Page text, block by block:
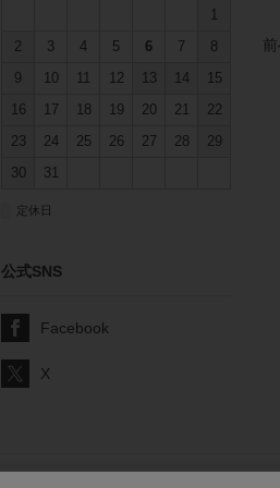
1
2
3 4 5 6 7
8
9
10 11 12 13 14
15
16
17 18 19 20 21
22
23
24 25 26 27 28
29
30
31
定休日
公式SNS
Facebook
X